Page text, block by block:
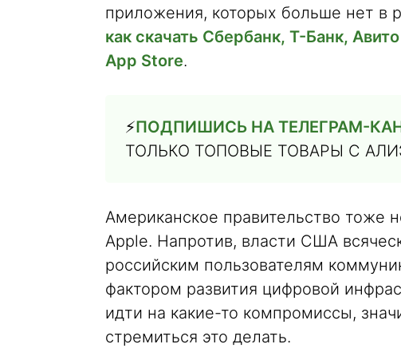
приложения, которых больше нет в
как скачать Сбербанк, Т-Банк,
App Store.
⚡️ПОДПИШИСЬ НА ТЕЛЕГРАМ-
ТОЛЬКО ТОПОВЫЕ ТОВАРЫ С
Американское правительство тоже
Apple. Напротив, власти США
российским пользователям
фактором развития цифровой
идти на какие-то компромиссы,
стремиться это делать.